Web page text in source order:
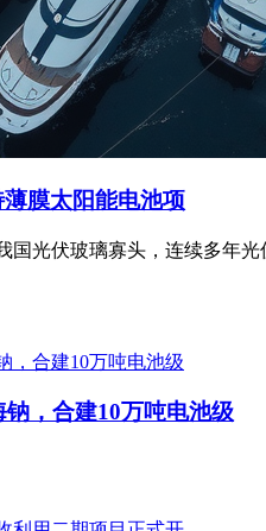
膜太阳能电池项
光伏玻璃寡头，连续多年光
，合建10万吨电池级